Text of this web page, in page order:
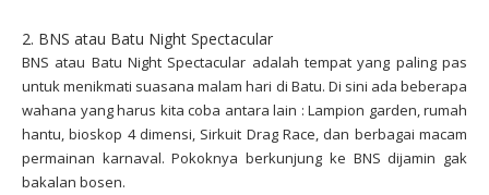
2. BNS atau Batu Night Spectacular
BNS atau Batu Night Spectacular adalah tempat yang paling pas
untuk menikmati suasana malam hari di Batu. Di sini ada beberapa
wahana yang harus kita coba antara lain : Lampion garden, rumah
hantu, bioskop 4 dimensi, Sirkuit Drag Race, dan berbagai macam
permainan karnaval. Pokoknya berkunjung ke BNS dijamin gak
bakalan bosen.